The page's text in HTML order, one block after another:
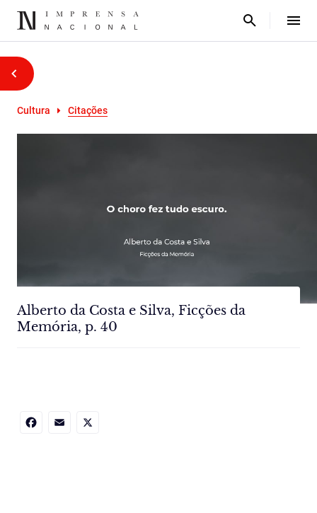
Cultura Citações
Alberto da Costa e Silva, Ficções da
Memória, p. 40